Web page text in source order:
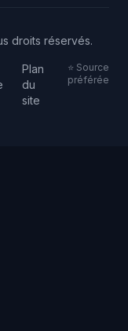
droits réservés.
Plan
du
site
⭐ Source
préférée